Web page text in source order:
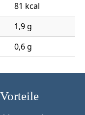
81 kcal
1,9 g
0,6 g